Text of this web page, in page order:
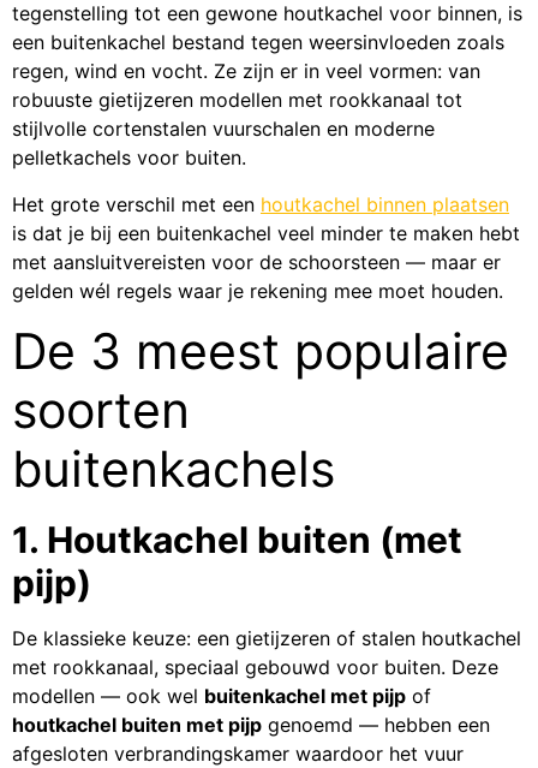
tegenstelling tot een gewone houtkachel voor binnen, is
een buitenkachel bestand tegen weersinvloeden zoals
regen, wind en vocht. Ze zijn er in veel vormen: van
robuuste gietijzeren modellen met rookkanaal tot
stijlvolle cortenstalen vuurschalen en moderne
pelletkachels voor buiten.
Het grote verschil met een houtkachel binnen plaatsen
is dat je bij een buitenkachel veel minder te maken hebt
met aansluitvereisten voor de schoorsteen — maar er
gelden wél regels waar je rekening mee moet houden.
De 3 meest populaire
soorten
buitenkachels
1. Houtkachel buiten (met
pijp)
De klassieke keuze: een gietijzeren of stalen houtkachel
met rookkanaal, speciaal gebouwd voor buiten. Deze
modellen — ook wel buitenkachel met pijp of
houtkachel buiten met pijp genoemd — hebben een
afgesloten verbrandingskamer waardoor het vuur